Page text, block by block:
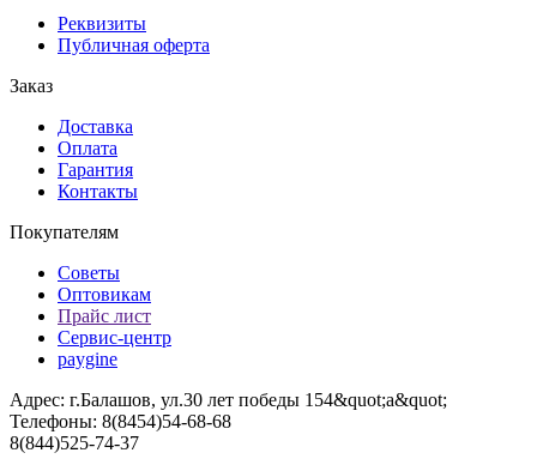
Реквизиты
Публичная оферта
Заказ
Доставка
Оплата
Гарантия
Контакты
Покупателям
Советы
Оптовикам
Прайс лист
Сервис-центр
paygine
Адрес: г.Балашов, ул.30 лет победы 154&quot;а&quot;
Телефоны: 8(8454)54-68-68
8(844)525-74-37